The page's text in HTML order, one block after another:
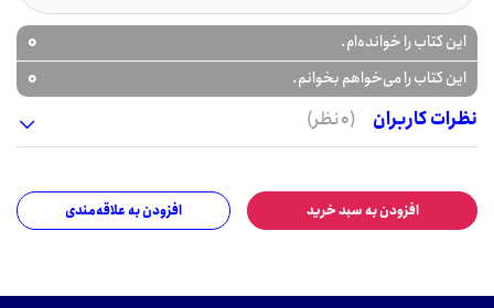
این کتاب را خوانده‌ام. 0
این کتاب را می‌خواهم بخوانم.
0
نظرات کاربران
(0 نظر)
افزودن به سبد خرید افزودن به علاقه‌مندی